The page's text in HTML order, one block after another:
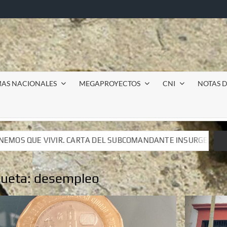
NACIONALES MEGAPROYECTOS CNI NOTAS
INSURGENTE MOISÉS A LUIS DE TAVIRA
INSURGENTE MOISÉS A LUIS DE TAVIRA
desempleo